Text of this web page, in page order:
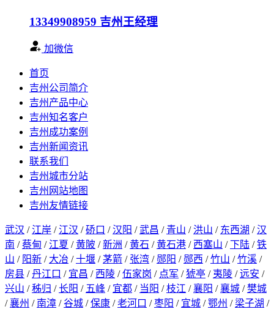
13349908959 吉州王经理
加微信
首页
吉州公司简介
吉州产品中心
吉州知名客户
吉州成功案例
吉州新闻资讯
联系我们
吉州城市分站
吉州网站地图
吉州友情链接
武汉 / 江岸 / 江汉 /硚口 /汉阳 /武昌 / 青山 / 洪山 / 东西湖 /汉
南 /蔡甸 / 江夏 /黄陂 /新洲 /黄石 /黄石港 / 西塞山 /下陆 /铁
山 / 阳新 / 大冶 /十堰 /茅箭 / 张湾 / 郧阳 / 郧西 /竹山 /竹溪 /
房县 /丹江口 / 宜昌 / 西陵 /伍家岗 / 点军 /猇亭 / 夷陵 /远安 /
兴山 /秭归 /长阳 / 五峰 / 宜都 / 当阳 /枝江 /襄阳 /襄城 /樊城
/襄州 / 南漳 /谷城 /保康 /老河口 /枣阳 / 宜城 /鄂州 / 梁子湖 /